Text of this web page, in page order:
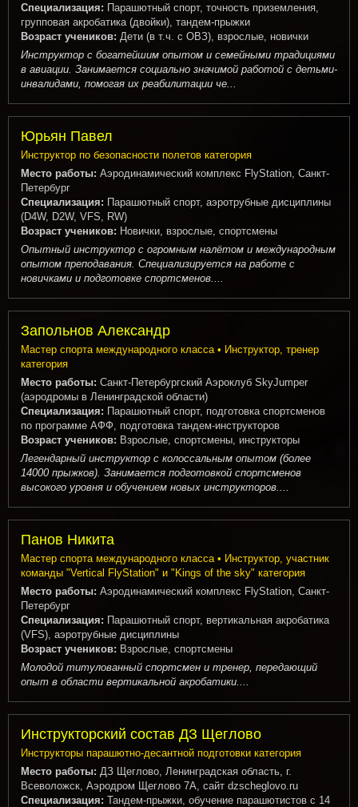
Специализация: Парашютный спорт, точность приземления,
групповая акробатика (двойки), тандем-прыжки
Возраст учеников: Дети (в т.ч. с ОВЗ), взрослые, новички
Инструктор с богатейшим опытом и семейными традициями
в авиации. Занимается социально значимой работой с детьми-
инвалидами, помогая их реабилитации че...
Юрьян Павел
Инструктор по безопасности полетов категория
Место работы: Аэродинамический комплекс FlyStation, Санкт-
Петербург
Специализация: Парашютный спорт, аэротрубные дисциплины
(D4W, D2W, VFS, RW)
Возраст учеников: Новички, взрослые, спортсмены
Опытный инструктор с огромным налётом и международным
опытом преподавания. Специализируется на работе с
новичками и подготовке спортсменов....
Запольнов Александр
Мастер спорта международного класса • Инструктор, тренер
категория
Место работы: Санкт-Петербургский Аэроклуб SkyJumper
(аэродромы в Ленинградской области)
Специализация: Парашютный спорт, подготовка спортсменов
по программе АФФ, подготовка тандем-инструкторов
Возраст учеников: Взрослые, спортсмены, инструкторы
Легендарный инструктор с колоссальным опытом (более
14000 прыжков). Занимается подготовкой спортсменов
высокого уровня и обучением новых инструкторов....
Панов Никита
Мастер спорта международного класса • Инструктор, участник
команды "Vertical FlyStation" и "Kings of the sky" категория
Место работы: Аэродинамический комплекс FlyStation, Санкт-
Петербург
Специализация: Парашютный спорт, вертикальная акробатика
(VFS), аэротрубные дисциплины
Возраст учеников: Взрослые, спортсмены
Молодой титулованный спортсмен и тренер, передающий
опыт в области вертикальной акробатики....
Инструкторский состав ДЗ Щеглово
Инструкторы парашютно-десантной подготовки категория
Место работы: ДЗ Щеглово, Ленинградская область, г.
Всеволожск, Аэродром Щеглово 7А, сайт dzscheglovo.ru
Специализация: Тандем-прыжки, обучение парашютистов с 14